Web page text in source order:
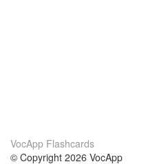
VocApp Flashcards
© Copyright 2026 VocApp